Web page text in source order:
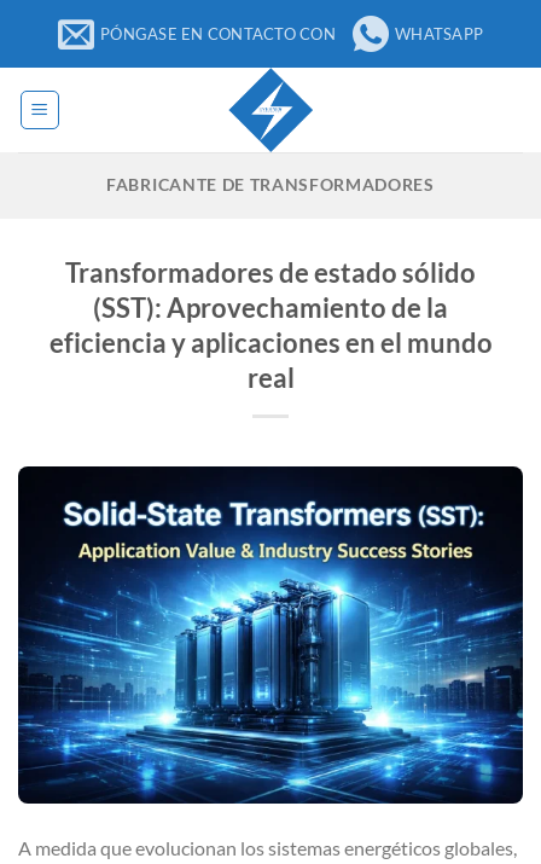
contenido
PÓNGASE EN CONTACTO CON WHATSAPP
FABRICANTE DE TRANSFORMADORES
Transformadores de estado sólido
(SST): Aprovechamiento de la
eficiencia y aplicaciones en el mundo
real
A medida que evolucionan los sistemas energéticos globales,